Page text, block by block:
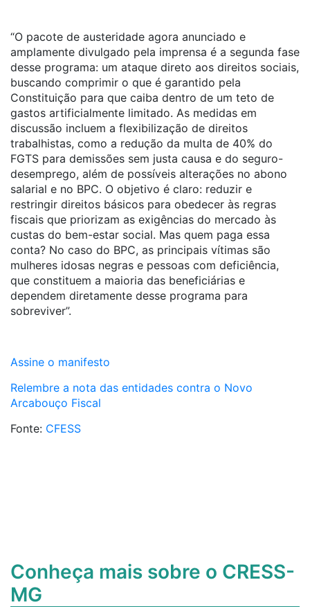
“O pacote de austeridade agora anunciado e
amplamente divulgado pela imprensa é a segunda fase
desse programa: um ataque direto aos direitos sociais,
buscando comprimir o que é garantido pela
Constituição para que caiba dentro de um teto de
gastos artificialmente limitado. As medidas em
discussão incluem a flexibilização de direitos
trabalhistas, como a redução da multa de 40% do
FGTS para demissões sem justa causa e do seguro-
desemprego, além de possíveis alterações no abono
salarial e no BPC. O objetivo é claro: reduzir e
restringir direitos básicos para obedecer às regras
fiscais que priorizam as exigências do mercado às
custas do bem-estar social. Mas quem paga essa
conta? No caso do BPC, as principais vítimas são
mulheres idosas negras e pessoas com deficiência,
que constituem a maioria das beneficiárias e
dependem diretamente desse programa para
sobreviver”.
Assine o manifesto
Relembre a nota das entidades contra o Novo
Arcabouço Fiscal
Fonte: CFESS
Conheça mais sobre o CRESS-
MG